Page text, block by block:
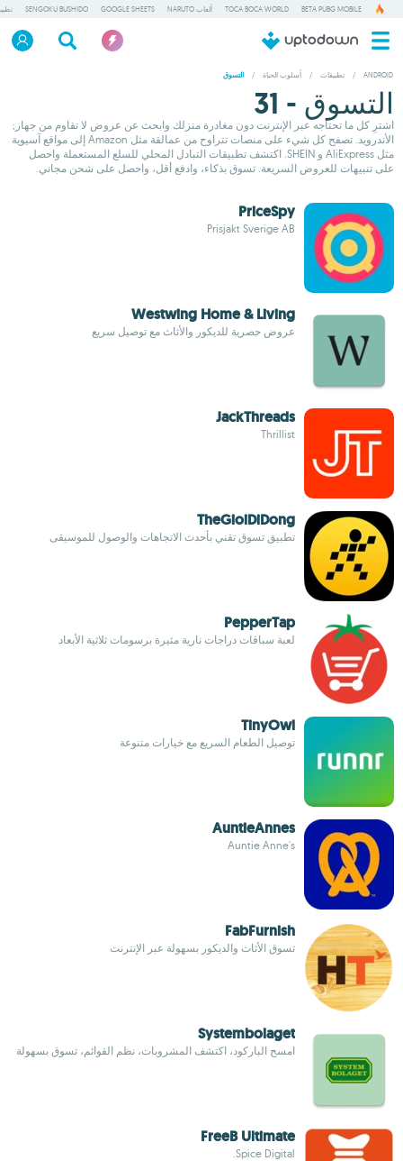
BETA PUBG MOBILE
TOCA BOCA WORLD ألعاب NARUTO GOOGLE SHEETS
SENGOKU BUSHIDO
ANDROID
/ تطبيقات / أسلوب الحياة / التسوق
التسوق - 31
اشترِ كل ما تحتاجه عبر الإنترنت دون مغادرة منزلك وابحث عن عروض لا تقاوم من جهاز;
الأندرويد. تصفح كل شيء على منصات تتراوح من عمالقة مثل Amazon إلى مواقع آسيوية
مثل AliExpress و SHEIN. اكتشف تطبيقات التبادل المحلي للسلع المستعملة واحصل
على تنبيهات للعروض السريعة. تسوق بذكاء، وادفع أقل، واحصل على شحن مجاني.
PriceSpy
Prisjakt Sverige AB
Westwing Home & Living
عروض حصرية للديكور والأثاث مع توصيل سريع
JackThreads
Thrillist
TheGioiDiDong
تطبيق تسوق تقني بأحدث الاتجاهات والوصول للموسيقى
PepperTap
لعبة سباقات دراجات نارية مثيرة برسومات ثلاثية الأبعاد
TinyOwl
توصيل الطعام السريع مع خيارات متنوعة
AuntieAnnes
Auntie Anne's
FabFurnish
تسوق الأثاث والديكور بسهولة عبر الإنترنت
Systembolaget
امسح الباركود، اكتشف المشروبات، نظم القوائم، تسوق بسهولة
FreeB Ultimate
Spice Digital.